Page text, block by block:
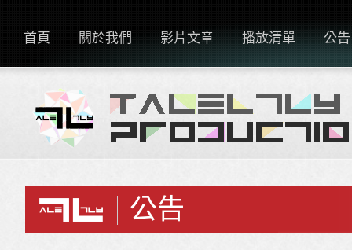
首頁 關於我們 影片文章 播放清單 公告
公告